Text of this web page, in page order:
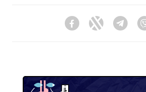
FacebookTwitter